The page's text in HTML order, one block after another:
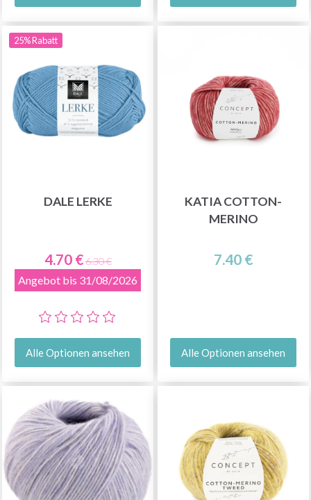
25% Rabatt
DALE LERKE
4.70 €6.30 €
Angebot bis 31/08/2026
Alle Optionen ansehen
KATIA COTTON-
MERINO
7.40 €
Alle Optionen ansehen